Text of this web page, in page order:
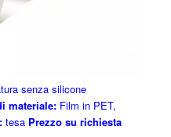
senza silicone
materiale:Film in PET,
tesa Prezzo su richiesta